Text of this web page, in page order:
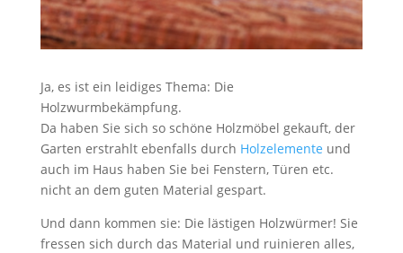
Ja, es ist ein leidiges Thema: Die
Holzwurmbekämpfung.
Da haben Sie sich so schöne Holzmöbel gekauft, der
Garten erstrahlt ebenfalls durch Holzelemente und
auch im Haus haben Sie bei Fenstern, Türen etc.
nicht an dem guten Material gespart.
Und dann kommen sie: Die lästigen Holzwürmer! Sie
fressen sich durch das Material und ruinieren alles,